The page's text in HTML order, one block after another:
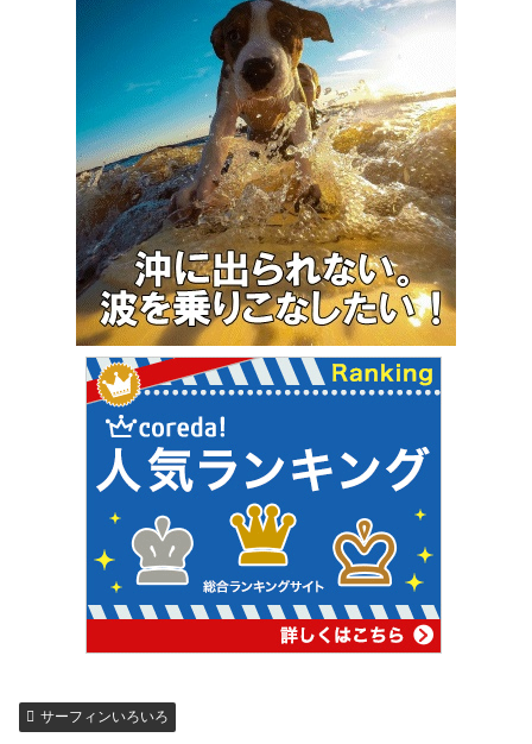
サーフィンいろいろ